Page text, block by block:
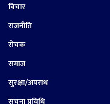
बिचार
राजनीति
रोचक
समाज
सुरक्षा/अपराध